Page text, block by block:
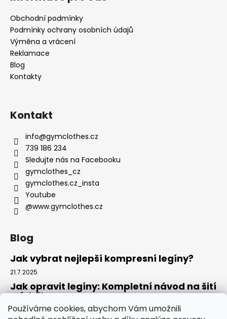
Používáme cookies, abychom Vám umožnili
Obchodní podmínky
Podmínky ochrany osobních údajů
Výměna a vrácení
Reklamace
Blog
Kontakty
Kontakt
info@gymclothes.cz
739 186 234
Sledujte nás na Facebooku
gymclothes_cz
gymclothes.cz_insta
Youtube
@www.gymclothes.cz
Blog
Jak vybrat nejlepší kompresní legíny?
21.7.2025
Jak opravit legíny: Kompletní návod na šití
a údržbu
14.7.2025